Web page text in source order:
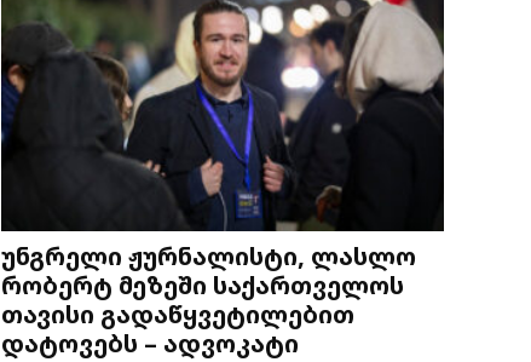
უნგრელი ჟურნალისტი, ლასლო
რობერტ მეზეში საქართველოს
თავისი გადაწყვეტილებით
დატოვებს – ადვოკატი